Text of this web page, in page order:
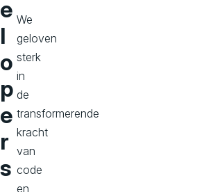
e
l
o
p
e
r
s
We
geloven
sterk
in
de
transformerende
kracht
van
code
en